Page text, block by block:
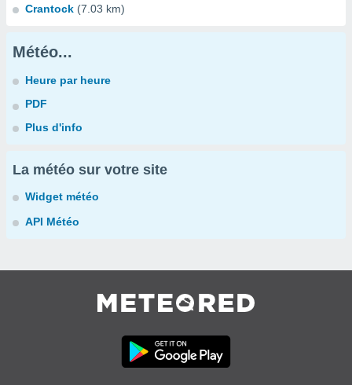
Crantock (7.03 km)
Météo...
Heure par heure
PDF
Plus d'info
La météo sur votre site
Widget météo
API Météo